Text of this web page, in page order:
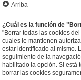
Arriba
¿Cuál es la función de
"Borrar todas las cookies
cuales le mantienen
estar identificado al mismo.
seguimiento de la
habilitado la opción. Si está
borrar las cookies